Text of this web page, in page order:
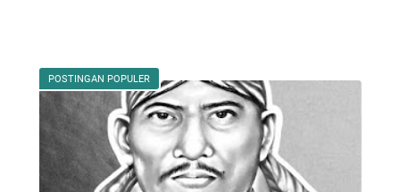
POSTINGAN POPULER